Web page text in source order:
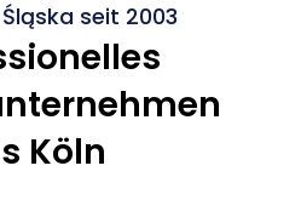
seit 2003
Köln